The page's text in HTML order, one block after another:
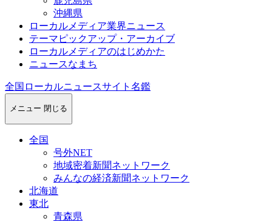
沖縄県
ローカルメディア業界ニュース
テーマピックアップ・アーカイブ
ローカルメディアのはじめかた
ニュースなまち
全国ローカルニュースサイト名鑑
メニュー 閉じる
全国
号外NET
地域密着新聞ネットワーク
みんなの経済新聞ネットワーク
北海道
東北
青森県